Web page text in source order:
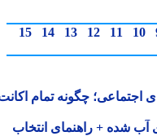
11
12
13
14
15
چگونه تمام اکانت
+ راهنمای انتخاب